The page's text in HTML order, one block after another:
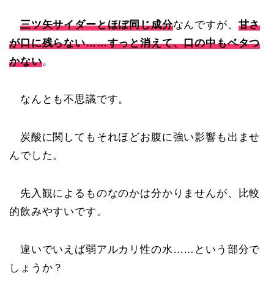
三ツ矢サイダーとほぼ同じ成分なんですが、 甘さ
が口に残らない……すっと消えて、口の中もベタつ
かない。
なんとも不思議です。
炭酸に関してもそれほどお腹に強い影響も出ませ
んでした。
先入観によるものなのかは分かりませんが、比較
的飲みやすいです。
違いでいえば弱アルカリ性の水……という部分で
しょうか？